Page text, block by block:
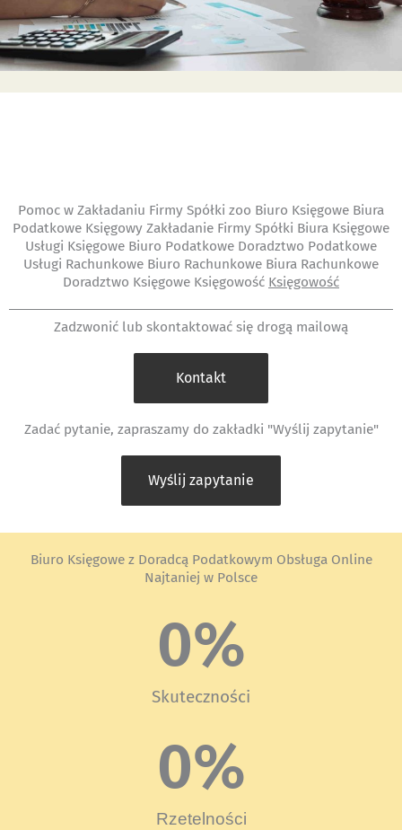
Pomoc w Zakładaniu Firmy Spółki zoo Biuro Księgowe Biura
Podatkowe Księgowy Zakładanie Firmy Spółki Biura Księgowe
Usługi Księgowe Biuro Podatkowe Doradztwo Podatkowe
Usługi Rachunkowe Biuro Rachunkowe Biura Rachunkowe
Doradztwo Księgowe Księgowość Księgowość
Zadzwonić lub skontaktować się drogą mailową
Kontakt
Zadać pytanie, zapraszamy do zakładki "Wyślij zapytanie"
Wyślij zapytanie
Biuro Księgowe z Doradcą Podatkowym Obsługa Online
Najtaniej w Polsce
Skuteczności
0%
Rzetelności
0%